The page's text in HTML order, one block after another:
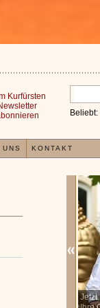
dass jeder
Jetzt
Beliebt:
Kurfürsten
KONTAKT